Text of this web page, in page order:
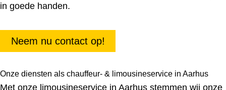
in goede handen.
Neem nu contact op!
Onze diensten als chauffeur- & limousineservice in Aarhus
Met onze limousineservice in Aarhus stemmen wij onze